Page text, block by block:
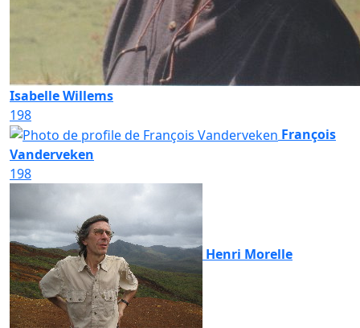
Isabelle Willems
198
François
Vanderveken
198
Henri Morelle